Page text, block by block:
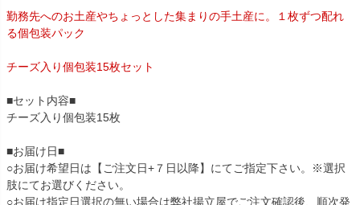
勤務先へのお土産やちょっとした集まりの手土産に。１枚ずつ配れ
る個包装パック
チーズ入り個包装15枚セット
■セット内容■
チーズ入り個包装15枚
■お届け日■
○お届け希望日は【ご注文日+７日以降】にてご指定下さい。※選択
肢にてお選びください。
○お届け指定日選択の無い場合は弊社揚立屋でご注文確認後、順次発